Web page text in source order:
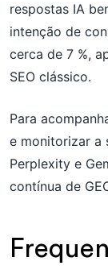
respostas IA
intenção de
cerca de 7 %,
SEO clássico.
Para
e monitorizar a
Perplexity e
contínua de